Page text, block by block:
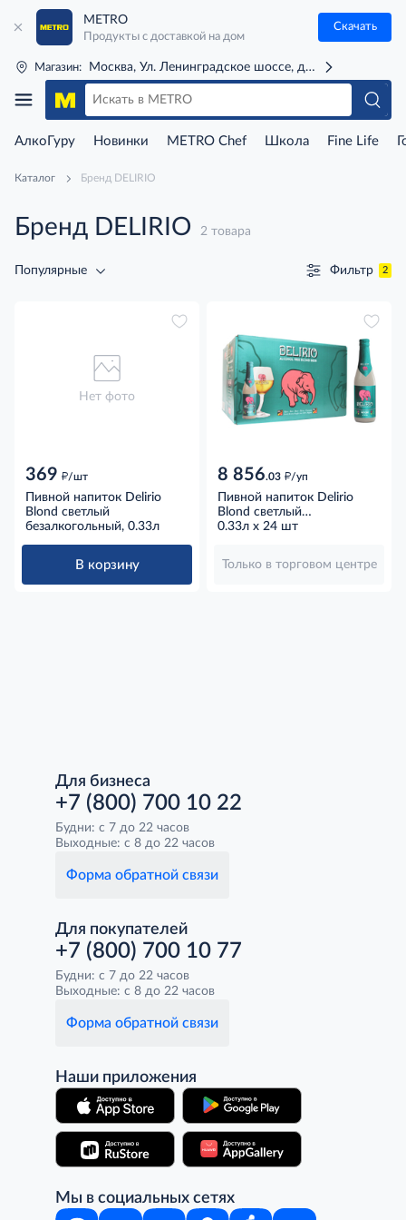
METRO
Продукты с доставкой на дом
Скачать
Магазин: Москва, Ул. Ленинградское шоссе, д. 71Г (м. Речной
АлкоГуру Новинки METRO Chef Школа Fine Life
Каталог Бренд DELIRIO
Бренд DELIRIO 2 товара
Популярные Фильтр 2
Нет фото
369 д/шт
Пивной напиток Delirio
Blond светлый
безалкогольный, 0.33л
В корзину
8 856.03 д/уп
Пивной напиток Delirio
Blond светлый
безалкогольный, 0.33л x 24
0.33л x 24 шт
Только в торговом центре
Для бизнеса
+7 (800) 700 10 22
Будни: с 7 до 22 часов
Выходные: с 8 до 22 часов
Форма обратной связи
Для покупателей
+7 (800) 700 10 77
Будни: с 7 до 22 часов
Выходные: с 8 до 22 часов
Форма обратной связи
Наши приложения
Мы в социальных сетях